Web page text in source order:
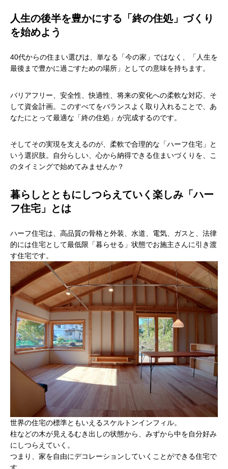
人生の後半を豊かにする「終の住処」づくり
を始めよう
40代からの住まい選びは、単なる「今の家」ではなく、「人生を
最後まで豊かに過ごすための場所」としての意味を持ちます。
バリアフリー、安全性、快適性、将来の変化への柔軟な対応、そ
して資金計画。このすべてをバランスよく取り入れることで、あ
なたにとって最適な「終の住処」が完成するのです。
そしてその実現を支えるのが、柔軟で合理的な「ハーフ住宅」と
いう選択肢。自分らしい、心から納得できる住まいづくりを、こ
のタイミングで始めてみませんか？
暮らしとともにしつらえていく楽しみ「ハー
フ住宅」とは
ハーフ住宅は、高品質の骨格と外装、水道、電気、ガスと、法律
的には住宅として最低限「暮らせる」状態でお施主さんに引き渡
す住宅です。
世界の住宅の標準ともいえるスケルトンインフィル。
柱などの木が見えるむき出しの状態から、みずから中を自分好み
にしつらえていく。
つまり、家を自由にデコレーションしていくことができる住宅で
す。